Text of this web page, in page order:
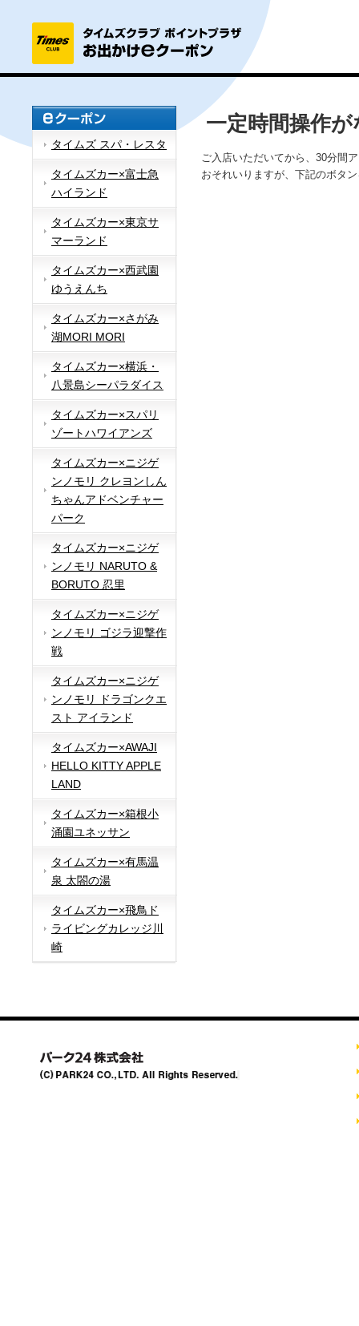
タイムズ スパ・レスタ
タイムズカー×富士急
ハイランド
タイムズカー×東京サ
マーランド
タイムズカー×西武園
ゆうえんち
タイムズカー×さがみ
湖MORI MORI
タイムズカー×横浜・
八景島シーパラダイス
タイムズカー×スパリ
ゾートハワイアンズ
タイムズカー×ニジゲ
ンノモリ クレヨンしん
ちゃんアドベンチャー
パーク
タイムズカー×ニジゲ
ンノモリ NARUTO &
BORUTO 忍里
タイムズカー×ニジゲ
ンノモリ ゴジラ迎撃作
戦
タイムズカー×ニジゲ
ンノモリ ドラゴンクエ
スト アイランド
タイムズカー×AWAJI
HELLO KITTY APPLE
LAND
タイムズカー×箱根小
涌園ユネッサン
タイムズカー×有馬温
泉 太閤の湯
タイムズカー×飛鳥ド
ライビングカレッジ川
崎
一定時間操作
ご入店いただいてから、30分間
おそれいりますが、下記のボタ